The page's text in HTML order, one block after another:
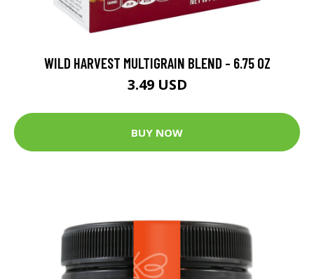
WILD HARVEST MULTIGRAIN BLEND - 6.75 OZ
3.49 USD
BUY NOW